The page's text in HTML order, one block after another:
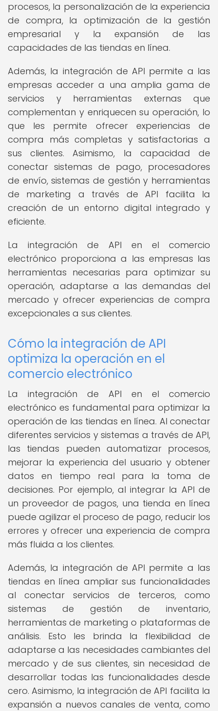
procesos, la personalización de la experiencia
de compra, la optimización de la gestión
empresarial y la expansión de las
capacidades de las tiendas en línea.
Además, la integración de API permite a las
empresas acceder a una amplia gama de
servicios y herramientas externas que
complementan y enriquecen su operación, lo
que les permite ofrecer experiencias de
compra más completas y satisfactorias a
sus clientes. Asimismo, la capacidad de
conectar sistemas de pago, procesadores
de envío, sistemas de gestión y herramientas
de marketing a través de API facilita la
creación de un entorno digital integrado y
eficiente.
La integración de API en el comercio
electrónico proporciona a las empresas las
herramientas necesarias para optimizar su
operación, adaptarse a las demandas del
mercado y ofrecer experiencias de compra
excepcionales a sus clientes.
Cómo la integración de API
optimiza la operación en el
comercio electrónico
La integración de API en el comercio
electrónico es fundamental para optimizar la
operación de las tiendas en línea. Al conectar
diferentes servicios y sistemas a través de API,
las tiendas pueden automatizar procesos,
mejorar la experiencia del usuario y obtener
datos en tiempo real para la toma de
decisiones. Por ejemplo, al integrar la API de
un proveedor de pagos, una tienda en línea
puede agilizar el proceso de pago, reducir los
errores y ofrecer una experiencia de compra
más fluida a los clientes.
Además, la integración de API permite a las
tiendas en línea ampliar sus funcionalidades
al conectar servicios de terceros, como
sistemas de gestión de inventario,
herramientas de marketing o plataformas de
análisis. Esto les brinda la flexibilidad de
adaptarse a las necesidades cambiantes del
mercado y de sus clientes, sin necesidad de
desarrollar todas las funcionalidades desde
cero. Asimismo, la integración de API facilita la
expansión a nuevos canales de venta, como